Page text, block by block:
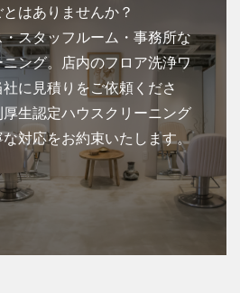
はありませんか？
スタッフルーム・事務所な
ング。店内のフロア洗浄ワ
に見積りをご依頼くださ
生認定ハウスクリーニング
対応をお約束いたします。